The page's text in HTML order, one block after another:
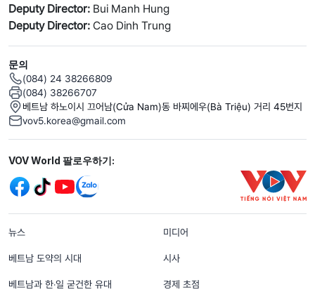
Deputy Director: Bui Manh Hung
Deputy Director: Cao Dinh Trung
문의
(084) 24 38266809
(084) 38266707
베트남 하노이시 끄어남(Cửa Nam)동 바찌에우(Bà Triệu) 거리 45번지
vov5.korea@gmail.com
Mạng xã hội
VOV World 팔로우하기:
menu footer tiếng Hàn
뉴스 미디어
베트남 도약의 시대 시사
베트남과 한‧일 굳건한 유대 경제 초점